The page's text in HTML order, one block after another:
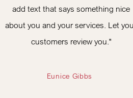
add text that says something nice
about you and your services. Let
customers review you."
Eunice Gibbs